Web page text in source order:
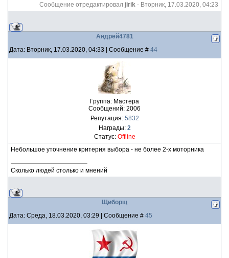
Сообщение отредактировал jirik - Вторник, 17.03.2020, 04:23
Андрей4781
Дата: Вторник, 17.03.2020, 04:33 | Сообщение # 44
Группа: Мастера
Сообщений: 2006
Репутация: 5832
Награды: 2
Статус: Offline
Небольшое уточнение критерия выбора - не более 2-х моторника
Сколько людей столько и мнений
Щиборщ
Дата: Среда, 18.03.2020, 03:29 | Сообщение # 45